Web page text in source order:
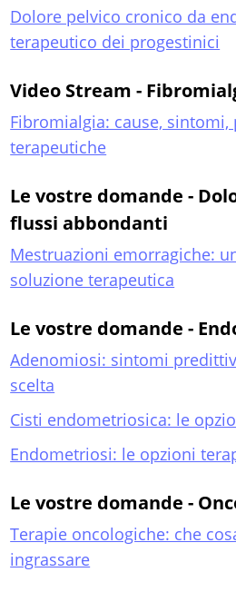
Dolore pelvico cronico da
terapeutico dei progestinici
Video Stream -
Fibromialgia: cause, sintomi,
terapeutiche
Le vostre domande -
flussi abbondanti
Mestruazioni emorragiche:
soluzione terapeutica
Le vostre domande -
Adenomiosi: sintomi
scelta
Cisti endometriosica: le
Endometriosi: le opzioni
Le vostre domande -
Terapie oncologiche: che
ingrassare